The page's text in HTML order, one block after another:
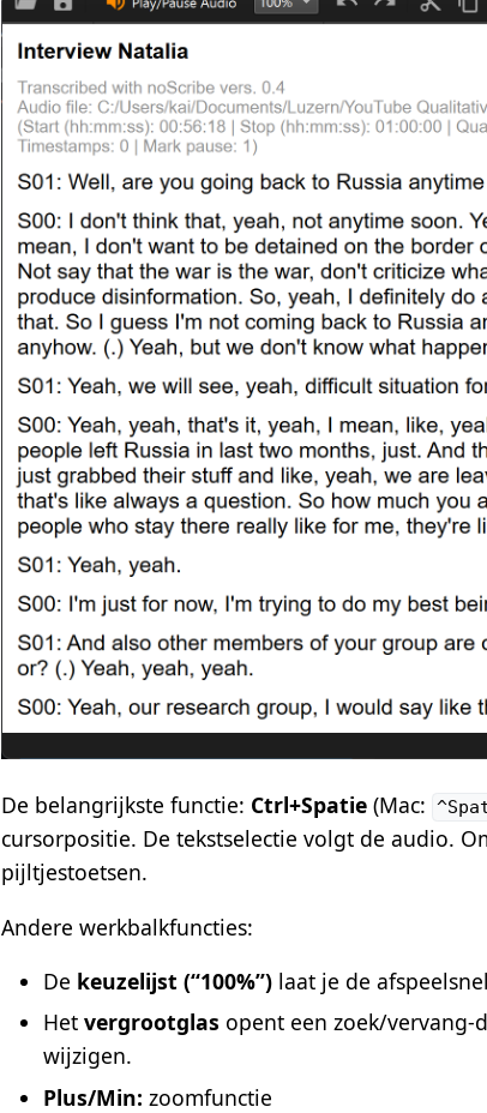
De belangrijkste functie: Ctrl+Spatie(Mac:
cursorpositie. De tekstselectie volgt de audio.
pijltjestoetsen.
Andere werkbalkfuncties:
De keuzelijst (“100%”)laat je de
Het vergrootglas opent een zoek/
wijzigen.
Plus/Min: zoomfunctie